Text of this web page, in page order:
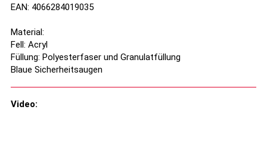
EAN: 4066284019035
Material:
Fell: Acryl
Füllung: Polyesterfaser und Granulatfüllung
Blaue Sicherheitsaugen
Video: